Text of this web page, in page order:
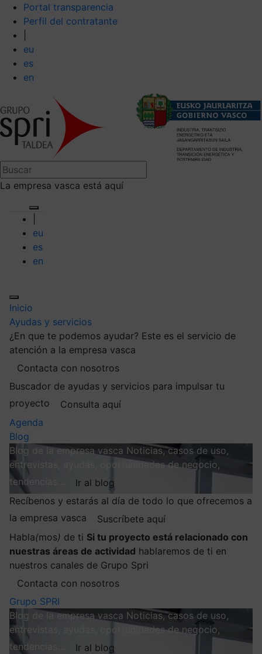
Portal transparencia
Perfil del contratante
eu
es
en
La empresa vasca está aquí
eu
es
en
Inicio
Ayudas y servicios
¿En que te podemos ayudar? Este es el servicio de
atención a la empresa vasca
Contacta con nosotros
Buscador de ayudas y servicios para impulsar tu
proyecto
Consulta aquí
Agenda
Blog
Blog de la empresa vasca Noticias, casos de uso,
entrevistas, ayudas, oportunidades de negocio,
tendencias…
Ir al blog
Recíbenos y estarás al día de todo lo que ofrecemos a
la empresa vasca
Suscríbete aquí
Habla(mos) de ti Si tu proyecto está relacionado con
nuestras áreas de actividad hablaremos de ti en
nuestros canales de Grupo Spri
Contacta con nosotros
Grupo SPRI
Blog de la empresa vasca Noticias, casos de uso,
entrevistas, ayudas, oportunidades de negocio,
tendencias…
Ir al blog